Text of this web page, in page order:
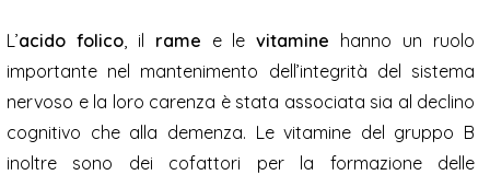
L’acido folico, il rame e levitamine hanno un ruolo
importante nel mantenimento dell’integrità del sistema
nervoso e la loro carenza è stata associata sia al declino
cognitivo che alla demenza. Le vitamine del gruppo B
inoltre sono dei cofattori per la formazione delle